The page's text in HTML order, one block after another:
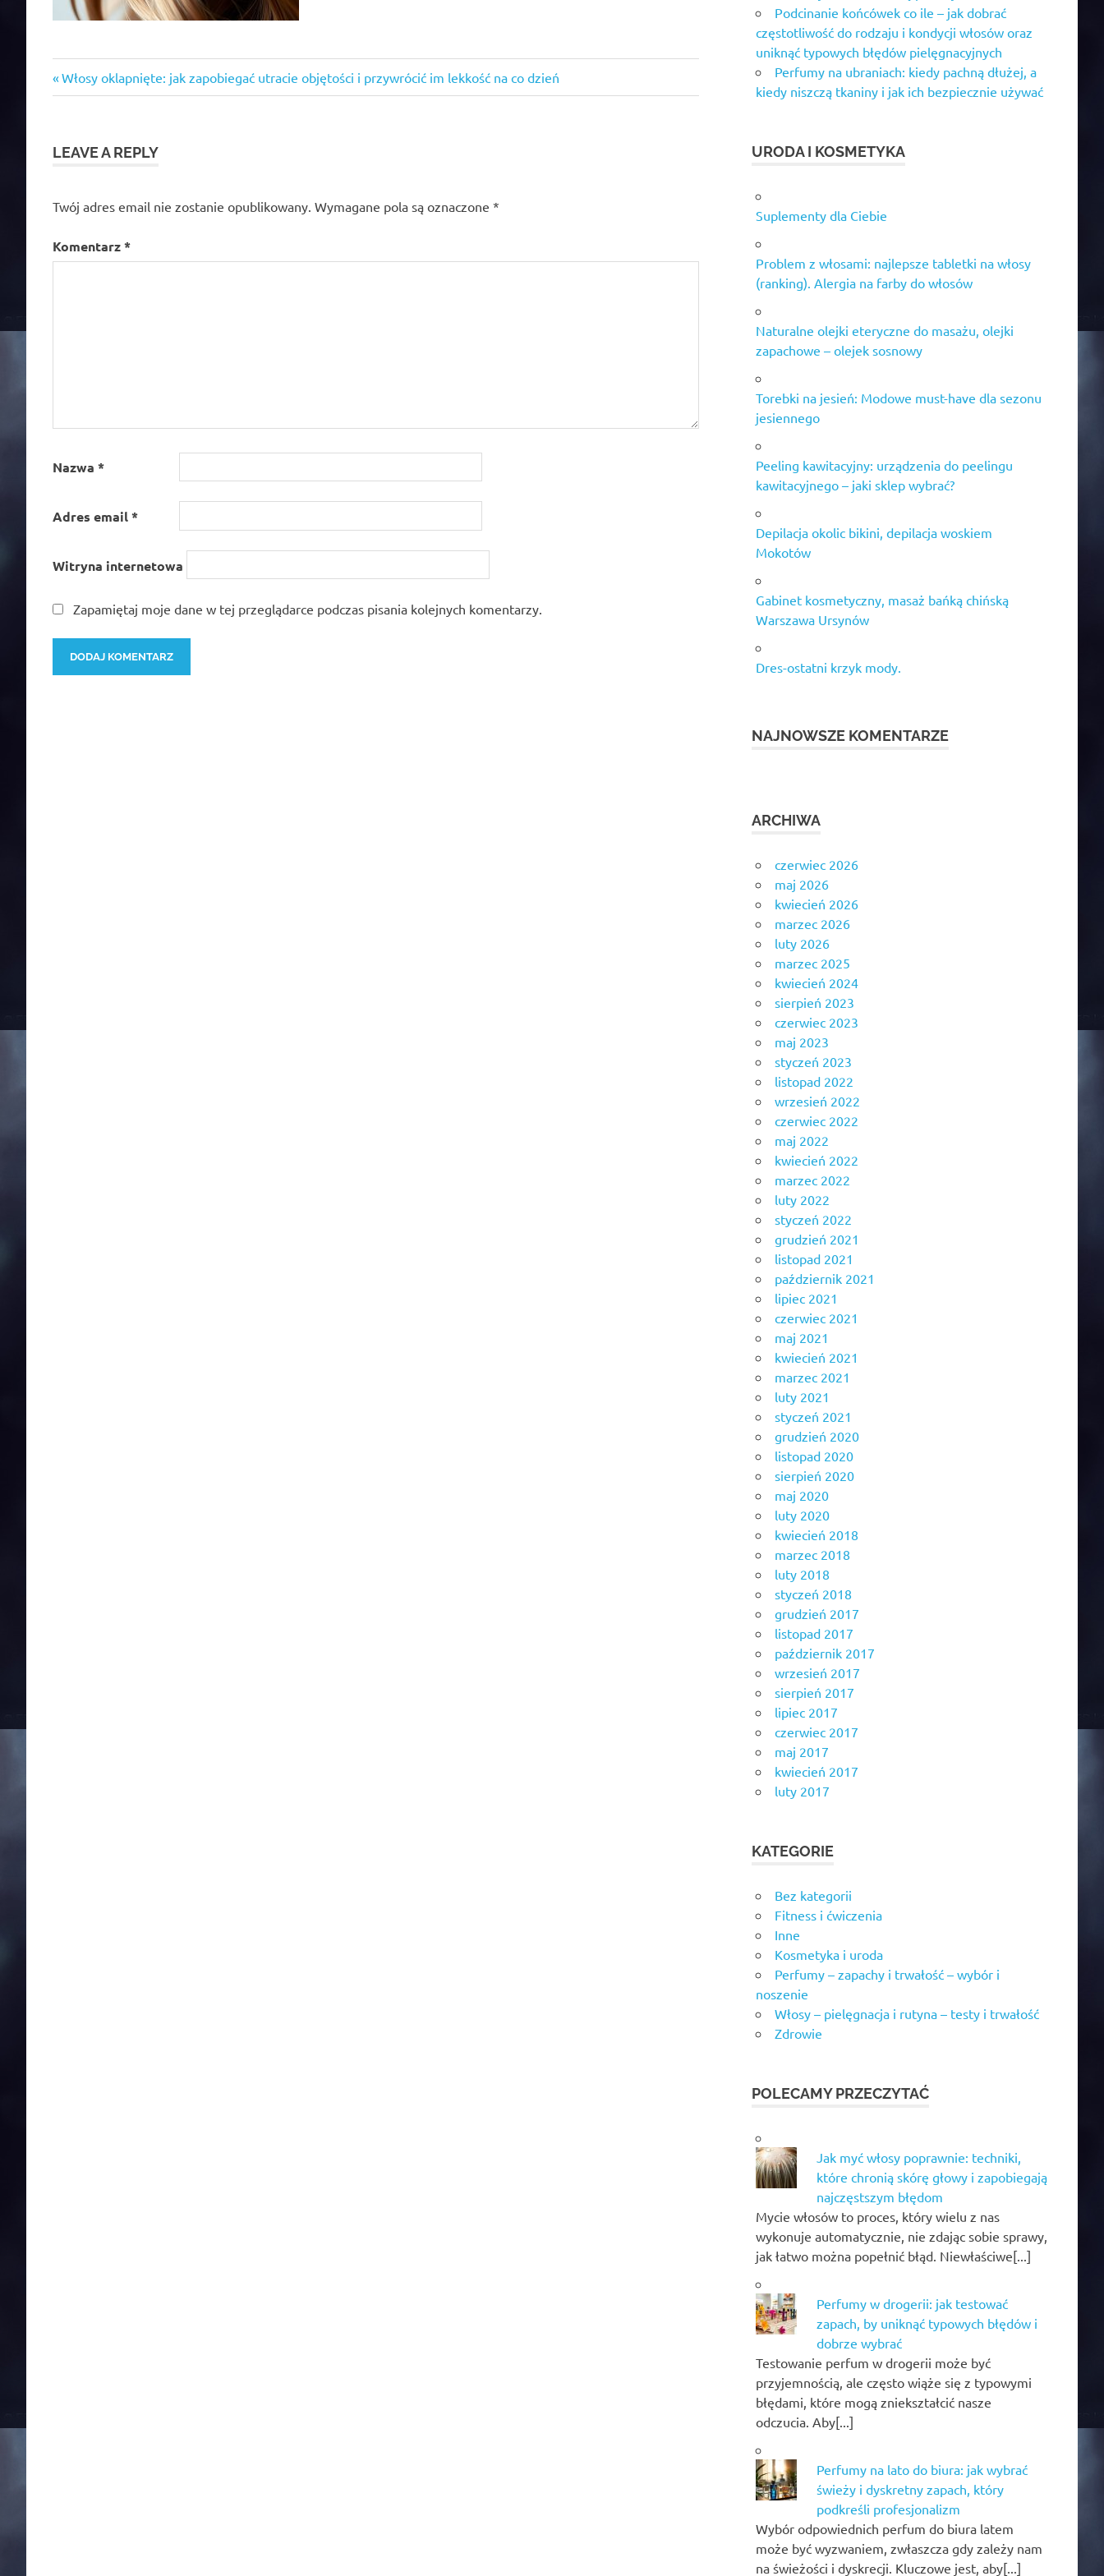
Nawigacja
Previous
Post:
Włosy oklapnięte: jak zapobiegać utracie objętości i przywrócić im lekkość na co dzień
LEAVE A REPLY
Twój adres email nie zostanie opublikowany. Wymagane pola są oznaczone *
Komentarz*
Nazwa *
Adres email*
Witryna internetowa
Zapamiętaj moje dane w tej przeglądarce podczas pisania kolejnych komentarzy.
Podcinanie końcówek co ile – jak dobrać
częstotliwość do rodzaju i kondycji włosów oraz
uniknąć typowych błędów pielęgnacyjnych
Perfumy na ubraniach: kiedy pachną dłużej, a
kiedy niszczą tkaniny i jak ich bezpiecznie używać
URODA I KOSMETYKA
Suplementy dla Ciebie
Problem z włosami: najlepsze tabletki na włosy
(ranking). Alergia na farby do włosów
Naturalne olejki eteryczne do masażu, olejki
zapachowe – olejek sosnowy
Torebki na jesień: Modowe must-have dla sezonu
jesiennego
Peeling kawitacyjny: urządzenia do peelingu
kawitacyjnego – jaki sklep wybrać?
Depilacja okolic bikini, depilacja woskiem
Mokotów
Gabinet kosmetyczny, masaż bańką chińską
Warszawa Ursynów
Dres-ostatni krzyk mody.
NAJNOWSZE KOMENTARZE
ARCHIWA
czerwiec 2026
maj 2026
kwiecień 2026
marzec 2026
luty 2026
marzec 2025
kwiecień 2024
sierpień 2023
czerwiec 2023
maj 2023
styczeń 2023
listopad 2022
wrzesień 2022
czerwiec 2022
maj 2022
kwiecień 2022
marzec 2022
luty 2022
styczeń 2022
grudzień 2021
listopad 2021
październik 2021
lipiec 2021
czerwiec 2021
maj 2021
kwiecień 2021
marzec 2021
luty 2021
styczeń 2021
grudzień 2020
listopad 2020
sierpień 2020
maj 2020
luty 2020
kwiecień 2018
marzec 2018
luty 2018
styczeń 2018
grudzień 2017
listopad 2017
październik 2017
wrzesień 2017
sierpień 2017
lipiec 2017
czerwiec 2017
maj 2017
kwiecień 2017
luty 2017
KATEGORIE
Bez kategorii
Fitness i ćwiczenia
Inne
Kosmetyka i uroda
Perfumy – zapachy i trwałość – wybór i
noszenie
Włosy – pielęgnacja i rutyna – testy i trwałość
Zdrowie
POLECAMY PRZECZYTAĆ
Jak myć włosy poprawnie: techniki,
które chronią skórę głowy i zapobiegają
najczęstszym błędom
Mycie włosów to proces, który wielu z nas
wykonuje automatycznie, nie zdając sobie sprawy,
jak łatwo można popełnić błąd. Niewłaściwe[...]
Perfumy w drogerii: jak testować
zapach, by uniknąć typowych błędów i
dobrze wybrać
Testowanie perfum w drogerii może być
przyjemnością, ale często wiąże się z typowymi
błędami, które mogą zniekształcić nasze
odczucia. Aby[...]
Perfumy na lato do biura: jak wybrać
świeży i dyskretny zapach, który
podkreśli profesjonalizm
Wybór odpowiednich perfum do biura latem
może być wyzwaniem, zwłaszcza gdy zależy nam
na świeżości i dyskrecji. Kluczowe jest, aby[...]